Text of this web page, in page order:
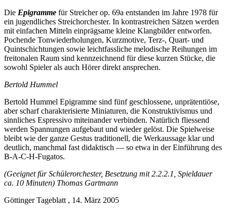
Die Epigramme für Streicher op. 69a entstanden im Jahre 1978 für
ein jugendliches Streichorchester. In kontrastreichen Sätzen werden
mit einfachen Mitteln einprägsame kleine Klangbilder entworfen.
Pochende Tonwiederholungen, Kurzmotive, Terz-, Quart- und
Quintschichtungen sowie leichtfassliche melodische Reihungen im
freitonalen Raum sind kennzeichnend für diese kurzen Stücke, die
sowohl Spieler als auch Hörer direkt ansprechen.
Bertold Hummel
Bertold Hummel Epigramme sind fünf geschlossene, unprätentiöse,
aber scharf charakterisierte Miniaturen, die Konstruktivismus und
sinnliches Espressivo miteinander verbinden. Natürlich fliessend
werden Spannungen aufgebaut und wieder gelöst. Die Spielweise
bleibt wie der ganze Gestus traditionell, die Werkaussage klar und
deutlich, manchmal fast didaktisch — so etwa in der Einführung des
B-A-C-H-Fugatos.
(Geeignet für Schülerorchester, Besetzung mit 2.2.2.1, Spieldauer
ca. 10 Minuten) Thomas Gartmann
Göttinger Tageblatt , 14. März 2005